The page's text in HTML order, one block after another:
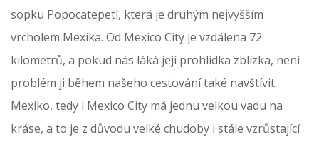
sopku Popocatepetl, která je druhým nejvyšším
vrcholem Mexika. Od Mexico City je vzdálena 72
kilometrů, a pokud nás láká její prohlídka zblízka, není
problém ji během našeho cestování také navštívit.
Mexiko, tedy i Mexico City má jednu velkou vadu na
kráse, a to je z důvodu velké chudoby i stále vzrůstající